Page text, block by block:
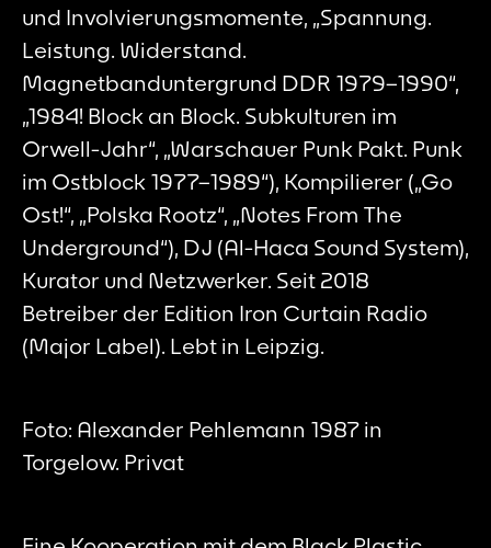
und Involvierungsmomente, „Spannung.
Leistung. Widerstand.
Magnetbanduntergrund DDR 1979–1990“,
„1984! Block an Block. Subkulturen im
Orwell-Jahr“, „Warschauer Punk Pakt. Punk
im Ostblock 1977–1989“), Kompilierer („Go
Ost!“, „Polska Rootz“, „Notes From The
Underground“), DJ (Al-Haca Sound System),
Kurator und Netzwerker. Seit 2018
Betreiber der Edition Iron Curtain Radio
(Major Label). Lebt in Leipzig.
Foto: Alexander Pehlemann 1987 in
Torgelow. Privat